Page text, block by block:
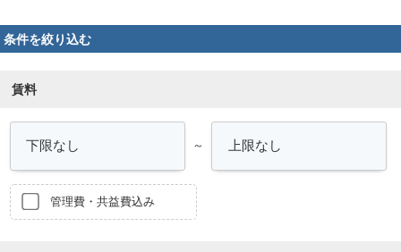
条件を絞り込む
賃料
～
管理費・共益費込み